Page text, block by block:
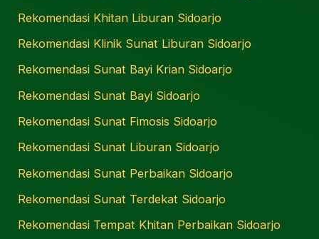
Rekomendasi Khitan Liburan Sidoarjo
Rekomendasi Klinik Sunat Liburan Sidoarjo
Rekomendasi Sunat Bayi Krian Sidoarjo
Rekomendasi Sunat Bayi Sidoarjo
Rekomendasi Sunat Fimosis Sidoarjo
Rekomendasi Sunat Liburan Sidoarjo
Rekomendasi Sunat Perbaikan Sidoarjo
Rekomendasi Sunat Terdekat Sidoarjo
Rekomendasi Tempat Khitan Perbaikan Sidoarjo